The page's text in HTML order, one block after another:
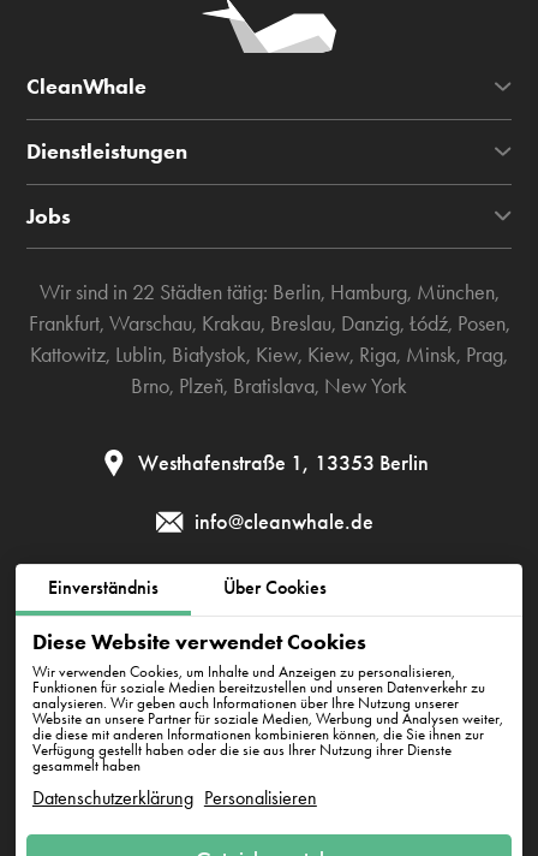
Einverständnis Über Cookies
Diese Website verwendet Cookies
Wir verwenden Cookies, um Inhalte und Anzeigen zu personalisieren,
Funktionen für soziale Medien bereitzustellen und unseren Datenverkehr zu
analysieren. Wir geben auch Informationen über Ihre Nutzung unserer
Website an unsere Partner für soziale Medien, Werbung und Analysen weiter,
die diese mit anderen Informationen kombinieren können, die Sie ihnen zur
Verfügung gestellt haben oder die sie aus Ihrer Nutzung ihrer Dienste
gesammelt haben
Datenschutzerklärung Personalisieren
CleanWhale
Dienstleistungen
Jobs
Wir sind in 22 Städten tätig: Berlin, Hamburg, München,
Frankfurt, Warschau, Krakau, Breslau, Danzig, Łódź, Posen,
Kattowitz, Lublin, Białystok, Kiew, Kiew, Riga, Minsk, Prag,
Brno, Plzeň, Bratislava, New York
Westhafenstraße 1, 13353 Berlin
info@cleanwhale.de
AGB zur Nutzung der Plattform
Cookie-Richtlinie Impressum
CleanWhale GmbH, HRB 240046 B, DE353460818
Westhafenstraße 1, 13353 Berlin